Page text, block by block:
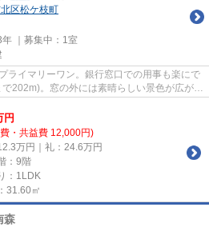
区松ケ枝町
｜募集中： 1室
ライマリーワン。銀行窓口での用事も楽にで
202m)。窓の外には素晴らしい景色が広がる
円
・共益費 12,000円)
万円｜礼：24.6万円
：9階
：1LDK
31.60㎡
森